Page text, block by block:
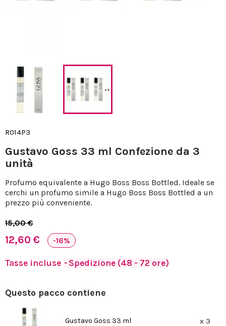
R014P3
Gustavo Goss 33 ml Confezione da 3
unità
Profumo equivalente a Hugo Boss Boss Bottled. Ideale se
cerchi un profumo simile a Hugo Boss Boss Bottled a un
prezzo più conveniente.
15,00 €
12,60 € -16%
Tasse incluse Spedizione (48 - 72 ore)
Questo pacco contiene
Gustavo Goss 33 ml x 3